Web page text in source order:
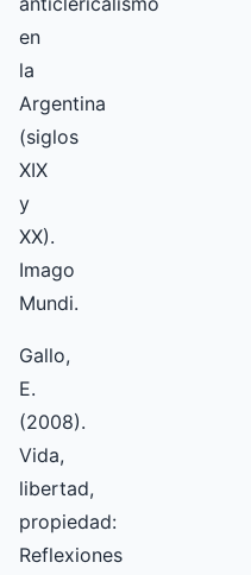
en
la
Argentina
(siglos
XIX
y
XX).
Imago
Mundi.
Gallo,
E.
(2008).
Vida,
libertad,
propiedad:
Reflexiones